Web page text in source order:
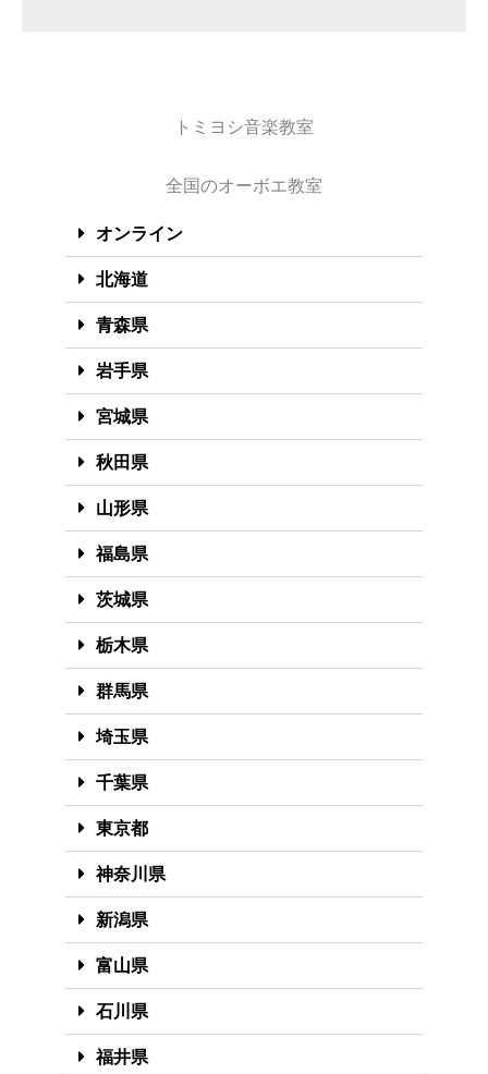
トミヨシ音楽教室
全国のオーボエ教室
オンライン
北海道
青森県
岩手県
宮城県
秋田県
山形県
福島県
茨城県
栃木県
群馬県
埼玉県
千葉県
東京都
神奈川県
新潟県
富山県
石川県
福井県